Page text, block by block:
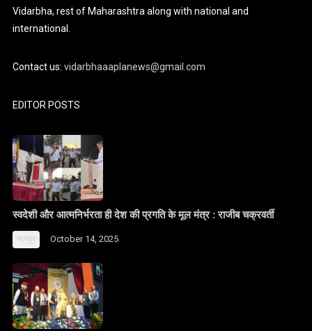
Vidarbha, rest of Maharashtra along with national and
international.
Contact us:vidarbhaaaplanews@gmail.com
EDITOR POSTS
स्वदेशी और आत्मनिर्भरता ही देश की प्रगति के मूल मंत्र : राजीब चक्रवर्ती
नागपुर October 14, 2025